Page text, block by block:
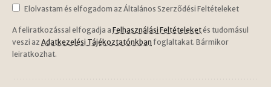
Elolvastam és elfogadom az Általános Szerződési Feltételeket
A feliratkozással elfogadja a Felhasználási Feltételeketés tudomásul
veszi az Adatkezelési Tájékoztatónkban foglaltakat. Bármikor
leiratkozhat.